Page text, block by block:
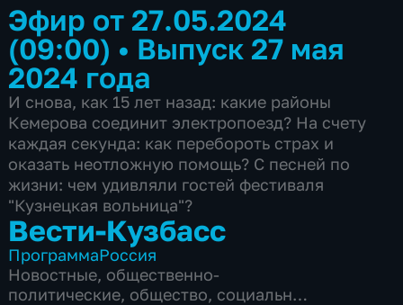
Эфир от 27.05.2024
(09:00) • Выпуск 27 мая
2024 года
И снова, как 15 лет назад: какие районы
Кемерова соединит электропоезд? На счету
каждая секунда: как перебороть страх и
оказать неотложную помощь? С песней по
жизни: чем удивляли гостей фестиваля
"Кузнецкая вольница"?
Вести-Кузбасс
ПрограммаРоссия
Новостные, общественно-
политические, общество, социально-